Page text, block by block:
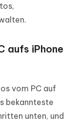
aufs iPhone
vom PC auf
bekannteste
unten, und